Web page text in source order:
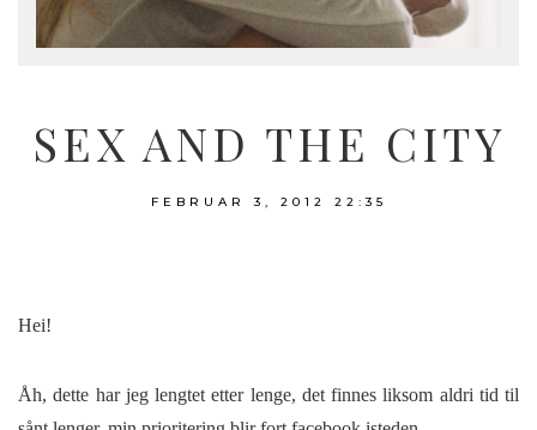
SEX AND THE CITY
FEBRUAR 3, 2012 22:35
Hei!
Åh, dette har jeg lengtet etter lenge, det finnes liksom aldri tid til